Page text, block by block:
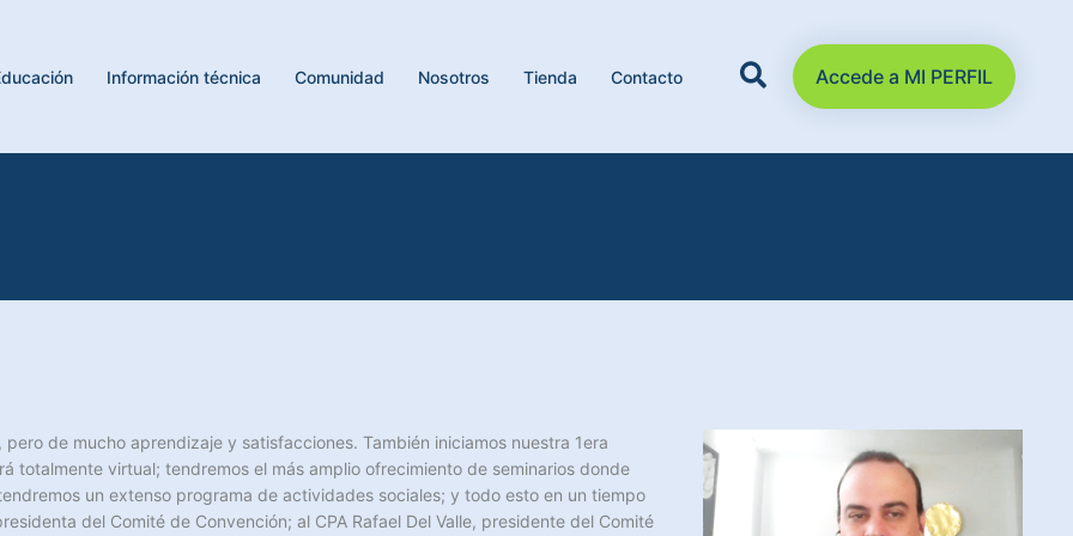
Información técnica Comunidad Nosotros Tienda Contacto Accede a MI PERFIL
de mucho aprendizaje y satisfacciones. También iniciamos nuestra 1era
totalmente virtual; tendremos el más amplio ofrecimiento de seminarios donde
un extenso programa de actividades sociales; y todo esto en un tiempo
del Comité de Convención; al CPA Rafael Del Valle, presidente del Comité